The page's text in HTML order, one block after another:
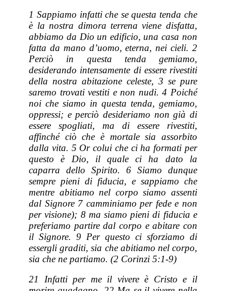
1 Sappiamo infatti che se questa tenda che
è la nostra dimora terrena viene disfatta,
abbiamo da Dio un edificio, una casa non
fatta da mano d’uomo, eterna, nei cieli. 2
Perciò in questa tenda gemiamo,
desiderando intensamente di essere rivestiti
della nostra abitazione celeste, 3 se pure
saremo trovati vestiti e non nudi. 4 Poiché
noi che siamo in questa tenda, gemiamo,
oppressi; e perciò desideriamo non già di
essere spogliati, ma di essere rivestiti,
affinché ciò che è mortale sia assorbito
dalla vita. 5 Or colui che ci ha formati per
questo è Dio, il quale ci ha dato la
caparra dello Spirito. 6 Siamo dunque
sempre pieni di fiducia, e sappiamo che
mentre abitiamo nel corpo siamo assenti
dal Signore 7 camminiamo per fede e non
per visione); 8 ma siamo pieni di fiducia e
preferiamo partire dal corpo e abitare con
il Signore. 9 Per questo ci sforziamo di
essergli graditi, sia che abitiamo nel corpo,
sia che ne partiamo. (2 Corinzi 5:1-9)
21 Infatti per me il vivere è Cristo e il